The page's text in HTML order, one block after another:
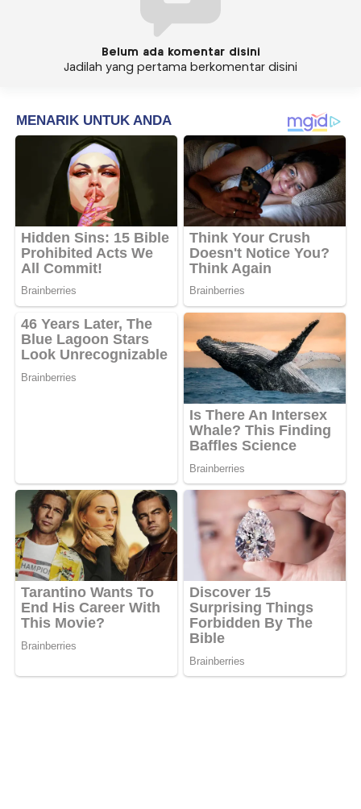
Belum ada komentar disini
Jadilah yang pertama berkomentar disini